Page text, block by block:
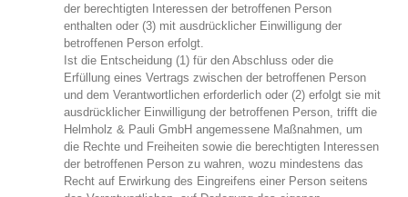
der berechtigten Interessen der betroffenen Person
enthalten oder (3) mit ausdrücklicher Einwilligung der
betroffenen Person erfolgt.
Ist die Entscheidung (1) für den Abschluss oder die
Erfüllung eines Vertrags zwischen der betroffenen Person
und dem Verantwortlichen erforderlich oder (2) erfolgt sie mit
ausdrücklicher Einwilligung der betroffenen Person, trifft die
Helmholz & Pauli GmbH angemessene Maßnahmen, um
die Rechte und Freiheiten sowie die berechtigten Interessen
der betroffenen Person zu wahren, wozu mindestens das
Recht auf Erwirkung des Eingreifens einer Person seitens